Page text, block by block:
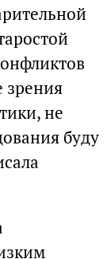
зрения
не
буду